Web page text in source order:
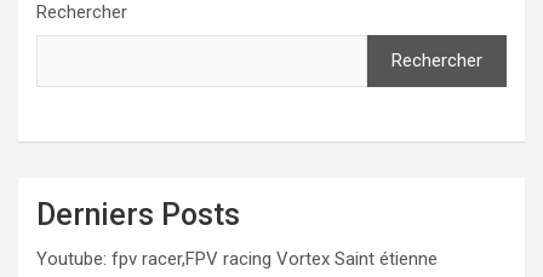
Rechercher
Rechercher
Derniers Posts
Youtube: fpv racer,FPV racing Vortex Saint étienne